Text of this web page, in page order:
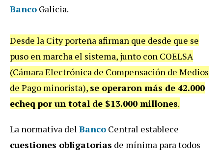
Banco Galicia.
Desde la City porteña afirman que desde que se
puso en marcha el sistema, junto con COELSA
(Cámara Electrónica de Compensación de Medios
de Pago minorista), se operaron más de 42.000
echeq por un total de $13.000 millones.
La normativa del Banco Central establece
cuestiones obligatorias de mínima para todos